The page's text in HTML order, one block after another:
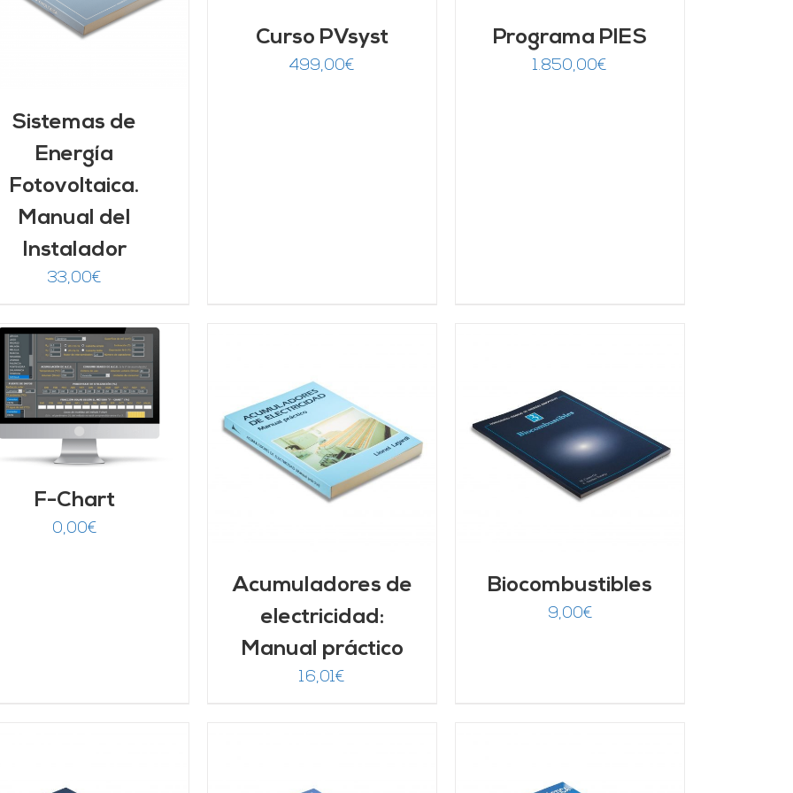
Sistemas de
Energía
Fotovoltaica.
Manual del
Instalador
33,00€
Curso PVsyst
499,00€
Programa PIES
1.850,00€
F-Chart
0,00€
DETALLES
Acumuladores de
electricidad:
Manual práctico
16,01€
AÑADIR AL CARRITO
/
DETALLES
Biocombustibles
9,00€